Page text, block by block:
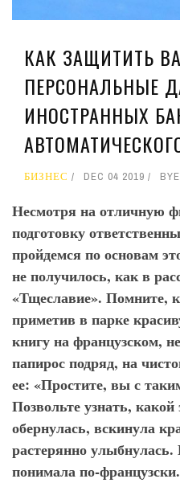
КАК ЗАЩИТИТЬ
ПЕРСОНАЛЬНЫЕ
ИНОСТРАННЫХ
БИЗНЕС DEC 04 2019 BY
Несмотря на отличную
подготовку
пройдемся по основам
не получилось, как в
«Тщеславие». Помните,
приметив в парке
книгу на французском,
папирос подряд, на
ее: «Простите, вы с
Позвольте узнать,
обернулась, вскинула
растерянно
понимала по-французски.